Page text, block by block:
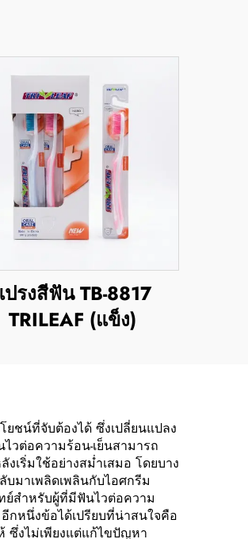
ปรงสีฟัน TB-8817
TRILEAF (แข็ง)
ชน์ที่จับต้องได้ ซึ่งเปลี่ยนแปลง
วต่อความร้อน-เย็นสามารถ
เริ่มใช้อย่างสม่ำเสมอ โดยบาง
มาเพลิดเพลินกับไอศกรีม
สำหรับผู้ที่มีฟันไวต่อความ
กหนึ่งข้อได้เปรียบที่น่าสนใจคือ
ซึ่งไม่เพียงแต่แก้ไขปัญหา